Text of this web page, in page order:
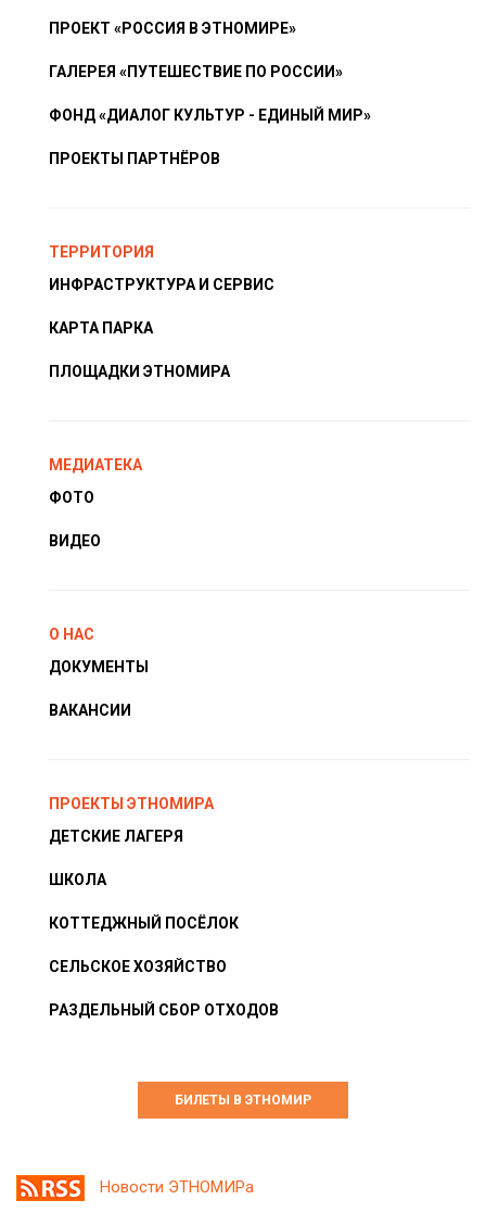
ПРОЕКТ «РОССИЯ В ЭТНОМИРЕ»
ГАЛЕРЕЯ «ПУТЕШЕСТВИЕ ПО РОССИИ»
ФОНД «ДИАЛОГ КУЛЬТУР - ЕДИНЫЙ МИР»
ПРОЕКТЫ ПАРТНЁРОВ
ТЕРРИТОРИЯ
ИНФРАСТРУКТУРА И СЕРВИС
КАРТА ПАРКА
ПЛОЩАДКИ ЭТНОМИРА
МЕДИАТЕКА
ФОТО
ВИДЕО
О НАС
ДОКУМЕНТЫ
ВАКАНСИИ
ПРОЕКТЫ ЭТНОМИРА
ДЕТСКИЕ ЛАГЕРЯ
ШКОЛА
КОТТЕДЖНЫЙ ПОСЁЛОК
СЕЛЬСКОЕ ХОЗЯЙСТВО
РАЗДЕЛЬНЫЙ СБОР ОТХОДОВ
БИЛЕТЫ В ЭТНОМИР
Новости ЭТНОМИРа